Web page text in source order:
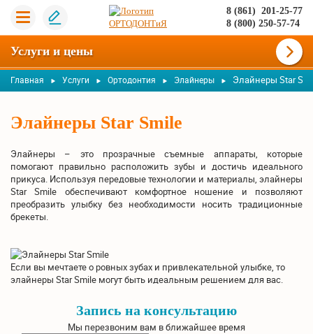
8 (861) 201-25-77
8 (800) 250-57-74
Услуги и цены
Главная Услуги Ортодонтия Элайнеры Элайнеры Star
Элайнеры Star Smile
Элайнеры – это прозрачные съемные аппараты, которые
помогают правильно расположить зубы и достичь идеального
прикуса. Используя передовые технологии и материалы, элайнеры
Star Smile обеспечивают комфортное ношение и позволяют
преобразить улыбку без необходимости носить традиционные
брекеты.
Если вы мечтаете о ровных зубах и привлекательной улыбке, то
элайнеры Star Smile могут быть идеальным решением для вас.
Запись на консультацию
Мы перезвоним вам в ближайшее время